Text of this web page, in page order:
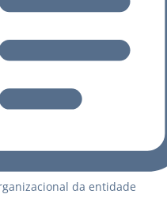
da entidade